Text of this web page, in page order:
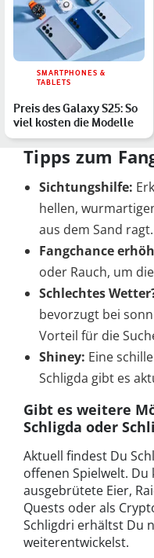
SMARTPHONES &
TABLETS
Preis des Galaxy S25: So
viel kosten die Modelle
Tipps zum
Sichtungshilfe:
hellen,
aus dem Sand ragt.
Fangchance
oder Rauch, um
Schlechtes
bevorzugt bei
Vorteil für die
Shiney: Eine
Schligda gibt es
Gibt es weitere
Schligda oder
Aktuell findest Du
offenen Spielwelt.
ausgebrütete Eier,
Quests oder als
Schligdri erhältst Du
weiterentwickelst.